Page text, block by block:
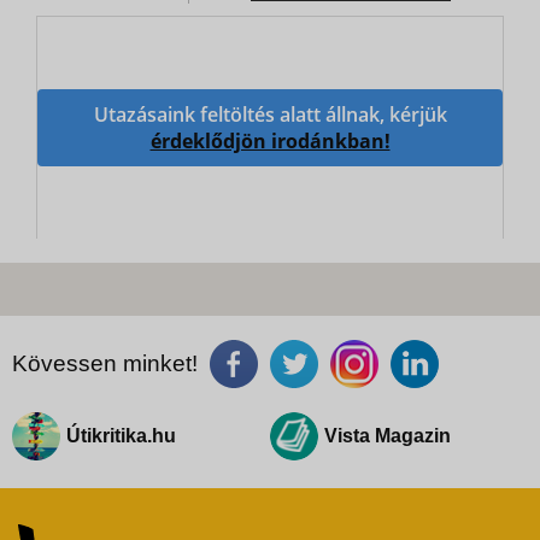
Utazásaink feltöltés alatt állnak, kérjük
érdeklődjön irodánkban!
Kövessen minket!
Útikritika.hu Vista Magazin